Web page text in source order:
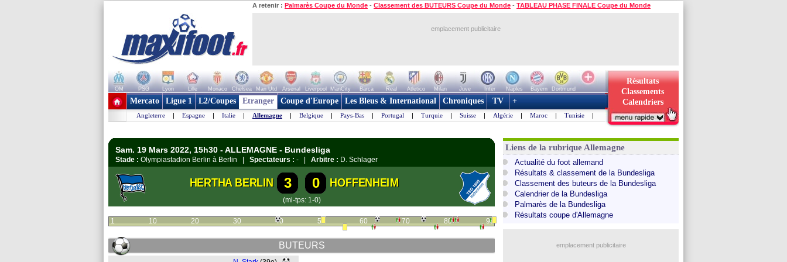
A retenir : Palmarès Coupe du Monde - Classement des BUTEURS Coupe du Monde - TABLEAU PHASE FINALE Coupe du Monde
emplacement publicitaire
OM PSG Lyon Lille Monaco Chelsea Man Utd Arsenal Liverpool ManCity Barca Real Atletico Milan Juve Inter Naples Bayern
Dortmund
+ de clubs
Résultats
Classements
Calendriers
Mercato Ligue 1 L2/Coupes Etranger Coupe d'Europe Les Bleus & International Chroniques TV +
Angleterre | Espagne | Italie | Allemagne | Belgique | Pays-Bas | Portugal | Turquie | Suisse | Algérie | Maroc | Tunisie |
Sam. 19 Mars 2022, 15h30 - ALLEMAGNE - Bundesliga
Stade : Olympiastadion Berlin à Berlin | Spectateurs : - | Arbitre : D. Schlager
HERTHA BERLIN 3 0 HOFFENHEIM
(mi-tps: 1-0)
1 10 20 30 40 50 60 70 80 90
BUTEURS
Liens de la rubrique Allemagne
Actualité du foot allemand
Résultats & classement de la Bundesliga
Classement des buteurs de la Bundesliga
Calendrier de la Bundesliga
Palmarès de la Bundesliga
Résultats coupe d'Allemagne
emplacement publicitaire